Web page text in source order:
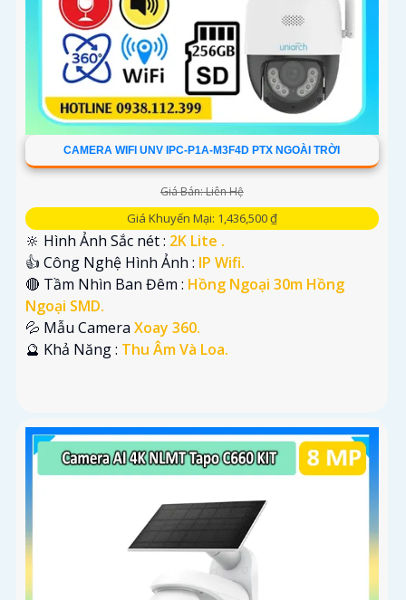
CAMERA WIFI UNV IPC-P1A-M3F4D PTX NGOÀI TRỜI
Giá Bán: Liên Hệ
Giá Khuyến Mại: 1,436,500 ₫
🔆 Hình Ảnh Sắc nét : 2K Lite .
👍 Công Nghệ Hình Ảnh : IP Wifi.
🔴 Tầm Nhìn Ban Đêm : Hồng Ngoại 30m Hồng
Ngoại SMD.
💦 Mẫu Camera Xoay 360.
️🔮 Khả Năng : Thu Âm Và Loa.